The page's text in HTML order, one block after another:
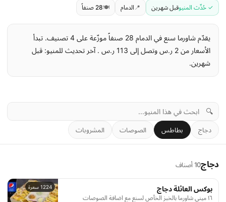
✓ حُدِّث المنيوقبل شهرين 📍 الدمام 🍽️28 صنفاً
يقدّم شاورما سنع في الدمام 28 صنفاً موزّعة على 4 تصنيف. تبدأ
الأسعار من 2 ر.س وتصل إلى 113 ر.س . آخر تحديث للمنيو: قبل
شهرين.
🔍
دجاج بطاطس الصوصات المشروبات
دجاج10 أصناف
1224 سعرة بوكس العائلة دجاج
١٦ ميني شاورما بالخبز الخآص لسنع مع اضافة الصوصات